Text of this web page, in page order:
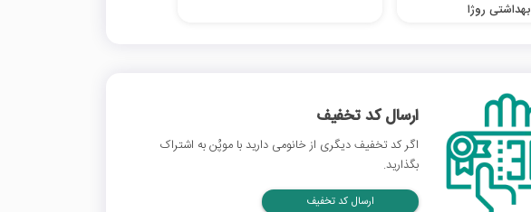
بهداشتی روژا
ارسال کد تخفیف
اگر کد تخفیف دیگری از خانومی دارید با موپُن به اشتراک
بگذارید.
ارسال کد تخفیف